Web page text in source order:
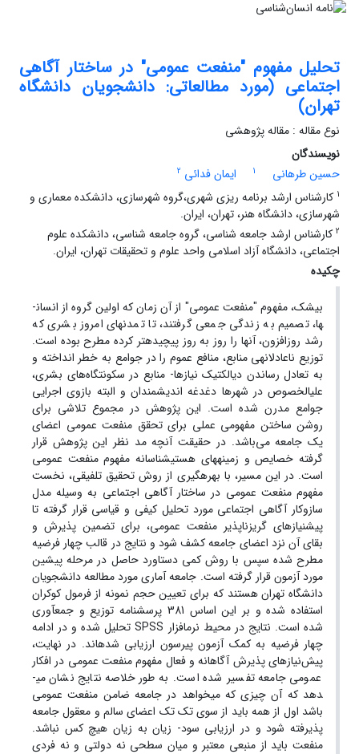
تحلیل مفهوم "منفعت عمومی" در ساختار آگاهی
اجتماعی (مورد مطالعاتی: دانشجویان دانشگاه
تهران)
نوع مقاله : مقاله پژوهشی
نویسندگان
حسین طرهانی
1 ایمان فدائی 2
1 کارشناس ارشد برنامه ریزی شهری،گروه شهرسازی، دانشکده معماری و
شهرسازی، دانشگاه هنر، تهران، ایران.
2 کارشناس ارشد جامعه شناسی، گروه جامعه شناسی، دانشکده علوم
اجتماعی، دانشگاه آزاد اسلامی واحد علوم و تحقیقات تهران، ایران.
چکیده
بی­شک، مفهوم "منفعت عمومی" از آن زمان که اولین گروه از انسان­
ها، تصمیم به زندگی جمعی گرفتند، تا تمدن­های امروز بشری که
رشد روزافزون، آنها را روز به روز پیچیده­تر کرده مطرح بوده است.
توزیع ناعادلانه­­ی منابع، منافع عموم را در جوامع به خطر انداخته و
به تعادل رساندن دیالکتیک نیازها- منابع در سکونتگاه‌های بشری،
علی­الخصوص در شهرها دغدغه اندیشمندان و البته بازوی اجرایی
جوامع مدرن شده است. این پژوهش در مجموع تلاشی برای
روشن ساختن مفهومی عملی برای تحقق منفعت عمومی اعضای
یک جامعه می‌باشد. در حقیقت آنچه مد نظر این پژوهش قرار
گرفته خصایص و زمینه­های هستی­شناسانه مفهوم منفعت عمومی
است. در این مسیر، با بهره­گیری از روش تحقیق تلفیقی، نخست
مفهوم منفعت عمومی در ساختار آگاهی اجتماعی به وسیله مدل
سازوکار آگاهی اجتماعی مورد تحلیل کیفی و قیاسی قرار گرفته تا
پیش­نیازهای گریزناپذیر منفعت عمومی، برای تضمین پذیرش و
بقای آن نزد اعضای جامعه کشف شود و نتایج در قالب چهار فرضیه
مطرح شده سپس با روش کمی دستاورد حاصل در مرحله پیشین
مورد آزمون قرار گرفته است. جامعه آماری مورد مطالعه دانشجویان
دانشگاه تهران هستند که برای تعیین حجم نمونه از فرمول کوکران
استفاده شده و بر این اساس 381 پرسشنامه توزیع و جمع­آوری
شده است. نتایج در محیط نرم­افزار SPSS تحلیل شده و در ادامه
چهار فرضیه­­ به کمک آزمون پیرسون ارزیابی شده­اند. در نهایت،
پیش‌نیازهای پذیرش آگاهانه و فعال مفهوم منفعت عمومی در افکار
عمومی جامعه تفسیر شده است. به طور خلاصه نتایج نشان می­
دهد که آن چیزی که می­خواهد در جامعه ضامن منفعت عمومی
باشد اول از همه باید از سوی تک تک اعضای سالم و معقول جامعه
پذیرفته شود و در ارزیابی سود- زیان به زیان هیچ کس نباشد.
منفعت باید از منبعی معتبر و میان سطحی نه دولتی و نه فردی